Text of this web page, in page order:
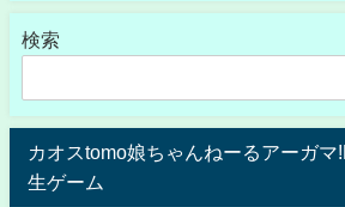
検索
カオスtomo娘ちゃんねーるアーガマ
生ゲーム